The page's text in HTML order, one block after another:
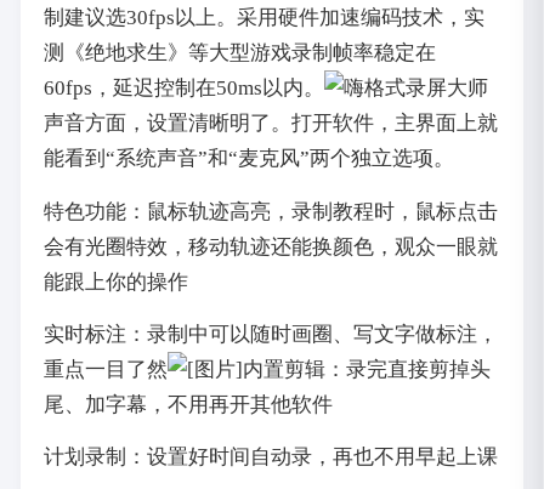
制建议选30fps以上。采用硬件加速编码技术，实
测《绝地求生》等大型游戏录制帧率稳定在
60fps，延迟控制在50ms以内。
声音方面，设置清晰明了。打开软件，主界面上就
能看到“系统声音”和“麦克风”两个独立选项。
特色功能：鼠标轨迹高亮，录制教程时，鼠标点击
会有光圈特效，移动轨迹还能换颜色，观众一眼就
能跟上你的操作
实时标注：录制中可以随时画圈、写文字做标注，
重点一目了然
内置剪辑：录完直接剪掉头
尾、加字幕，不用再开其他软件
计划录制：设置好时间自动录，再也不用早起上课